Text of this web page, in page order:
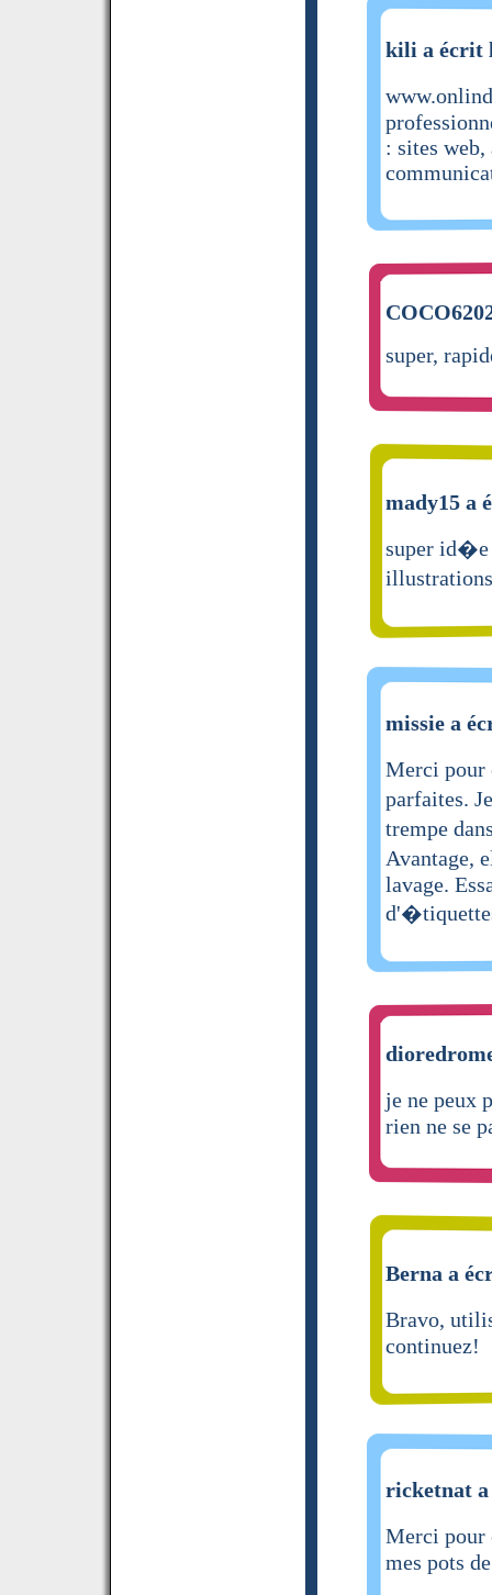
kili a écrit
: sites
super,
mady15 a
super id�e
missie a
Merci pour
parfaites.
trempe
Avantage,
lavage.
je ne peux
rien ne se
Berna a
Bravo,
continuez!
ricketnat
Merci
mes pots